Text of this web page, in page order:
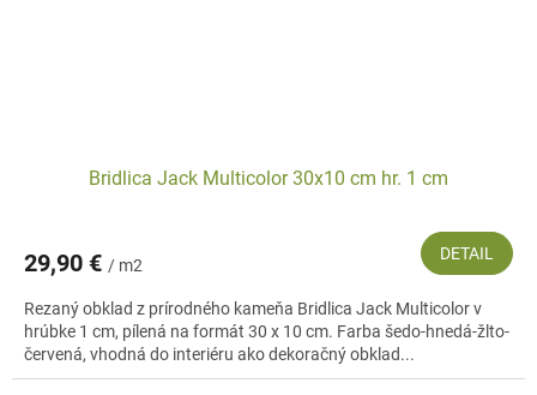
Bridlica Jack Multicolor 30x10 cm hr. 1 cm
29,90 € / m2
DETAIL
Rezaný obklad z prírodného kameňa Bridlica Jack Multicolor v
hrúbke 1 cm, pílená na formát 30 x 10 cm. Farba šedo-hnedá-žlto-
červená, vhodná do interiéru ako dekoračný obklad...